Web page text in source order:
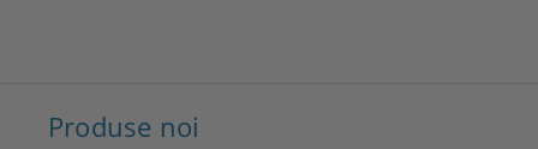
Produse noi